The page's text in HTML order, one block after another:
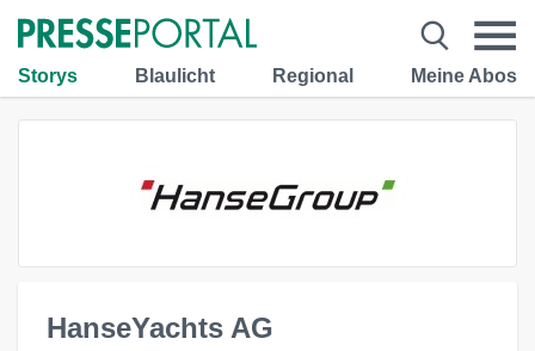
Storys Blaulicht Regional Meine Abos
HanseYachts AG